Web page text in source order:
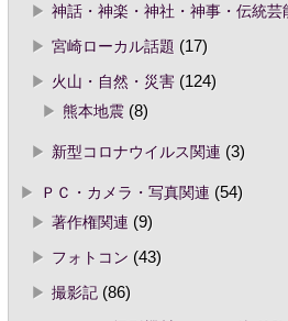
神話・神楽・神社・神事・伝統芸
宮崎ローカル話題 (17)
火山・自然・災害(124)
熊本地震(8)
新型コロナウイルス関連 (3)
ＰＣ・カメラ・写真関連 (54)
著作権関連 (9)
フォトコン (43)
撮影記(86)